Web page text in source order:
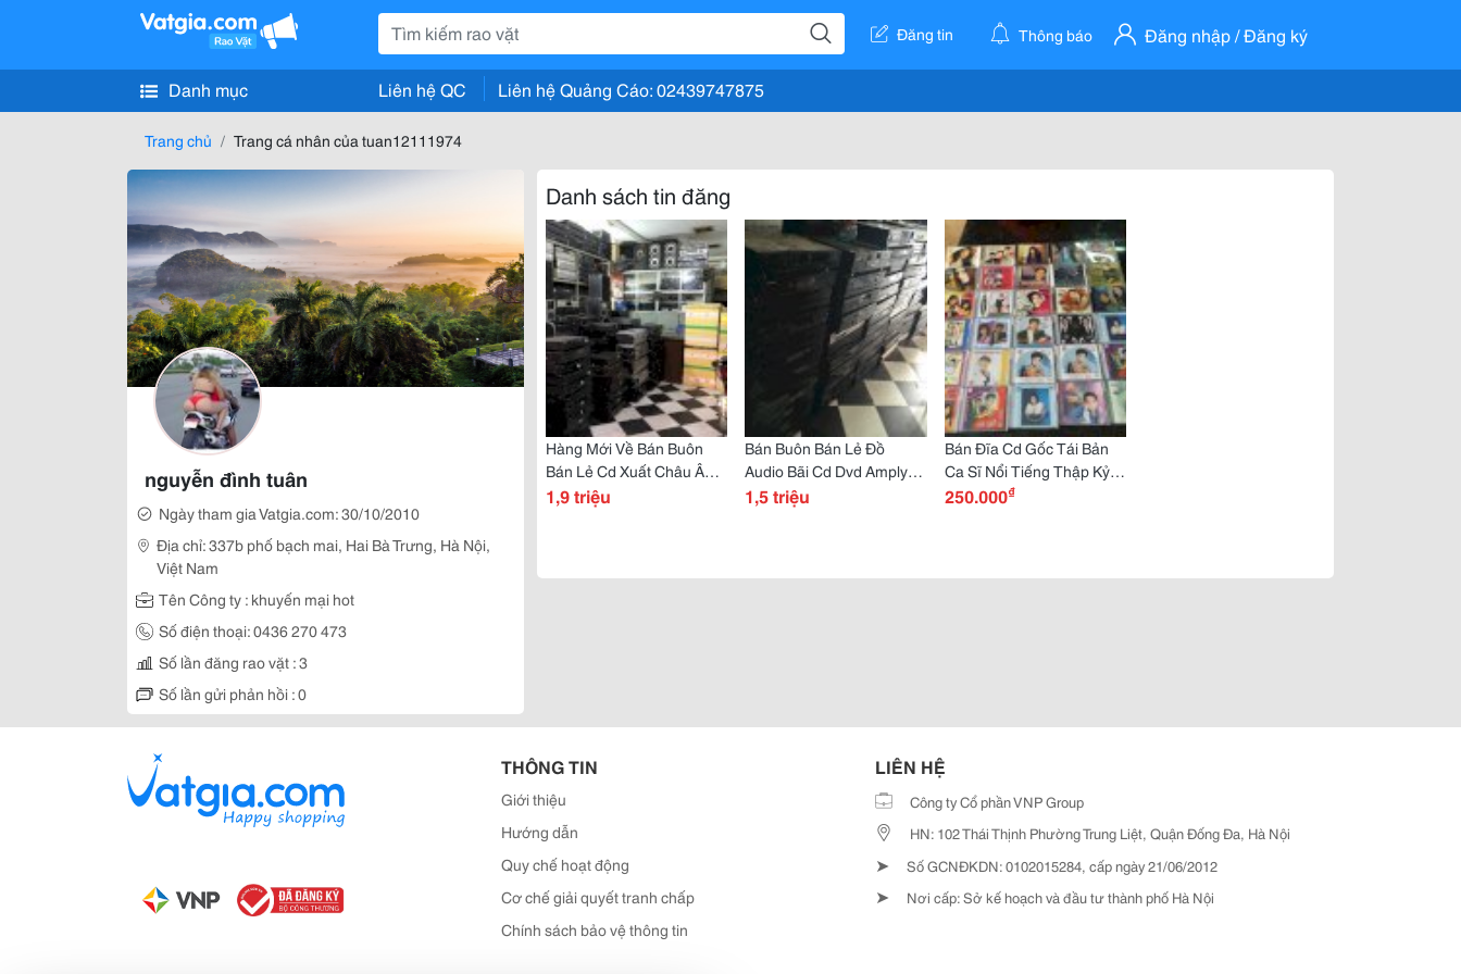
Đăng tin Thông báo Đăng nhập / Đăng ký
Danh mục Liên hệ QC Liên hệ Quảng Cáo: 02439747875
Trang chủ Trang cá nhân của tuan12111974
nguyễn đình tuân
Ngày tham gia Vatgia.com: 30/10/2010
Địa chỉ: 337b phố bạch mai, Hai Bà Trưng, Hà Nội,
Việt Nam
Tên Công ty : khuyến mại hot
Số điện thoại: 0436 270 473
Số lần đăng rao vặt : 3
Số lần gửi phản hồi : 0
Danh sách tin đăng
Hàng Mới Về Bán Buôn
Bán Lẻ Cd Xuất Châu Âu
Điện 220V Giá Rẻ
1,9 triệu
Bán Buôn Bán Lẻ Đồ
Audio Bãi Cd Dvd Amply
Loa Giá Tốt
1,5 triệu
Bán Đĩa Cd Gốc Tái Bản
Ca Sĩ Nổi Tiếng Thập Kỷ
70 , 80
250.000₫
THÔNG TIN
Giới thiệu
Hướng dẫn
Quy chế hoạt động
Cơ chế giải quyết tranh chấp
Chính sách bảo vệ thông tin
LIÊN HỆ
Công ty Cổ phần VNP Group
HN: 102 Thái Thịnh Phường Trung Liệt, Quận Đống Đa, Hà Nội
➤ Số GCNĐKDN: 0102015284, cấp ngày 21/06/2012
➤ Nơi cấp: Sở kế hoạch và đầu tư thành phố Hà Nội